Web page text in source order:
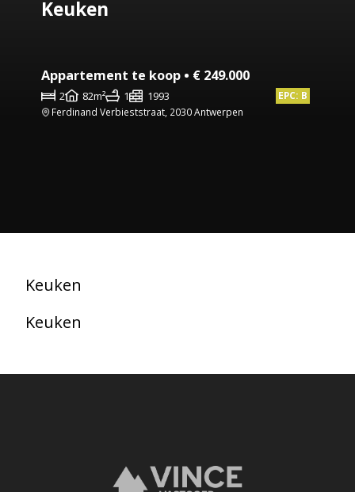
Keuken
Appartement te koop • € 249.000
2 82m² 1 1993
EPC: B
Ferdinand Verbieststraat, 2030 Antwerpen
Keuken
Keuken